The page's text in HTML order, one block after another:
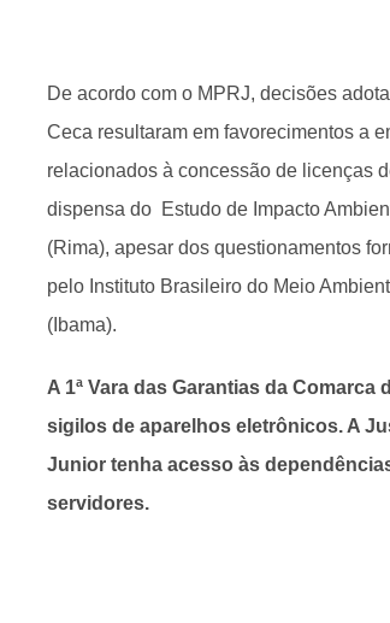
De acordo com o MPRJ, decisões
Ceca resultaram em favorecimentos a
relacionados à concessão de licenças
dispensa do Estudo de Impacto
(Rima), apesar dos questionamentos
pelo Instituto Brasileiro do Meio
(Ibama).
A 1ª Vara das Garantias da
sigilos de aparelhos eletrônicos. A
Junior tenha acesso às
servidores.